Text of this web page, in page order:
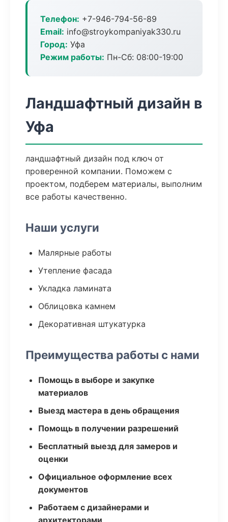
Телефон: +7-946-794-56-89
Email: info@stroykompaniyak330.ru
Город: Уфа
Режим работы: Пн-Сб: 08:00-19:00
Ландшафтный дизайн в
Уфа
ландшафтный дизайн под ключ от
проверенной компании. Поможем с
проектом, подберем материалы, выполним
все работы качественно.
Наши услуги
Малярные работы
Утепление фасада
Укладка ламината
Облицовка камнем
Декоративная штукатурка
Преимущества работы с нами
Помощь в выборе и закупке
материалов
Выезд мастера в день обращения
Помощь в получении разрешений
Бесплатный выезд для замеров и
оценки
Официальное оформление всех
документов
Работаем с дизайнерами и
архитекторами